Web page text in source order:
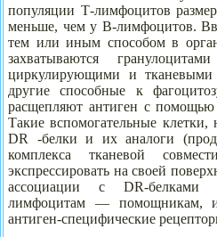
популяции Т-лимфоцитов
меньше, чем у В-лимфоцитов.
тем или иным способом в
захватываются
циркулирующими и
другие способные к
расщепляют антиген с помощью
Такие вспомогательные
DR -белки и их аналоги
комплекса тканевой
экспрессировать на своей
ассоциации с DR-
лимфоцитам — помощникам,
антиген-специфические